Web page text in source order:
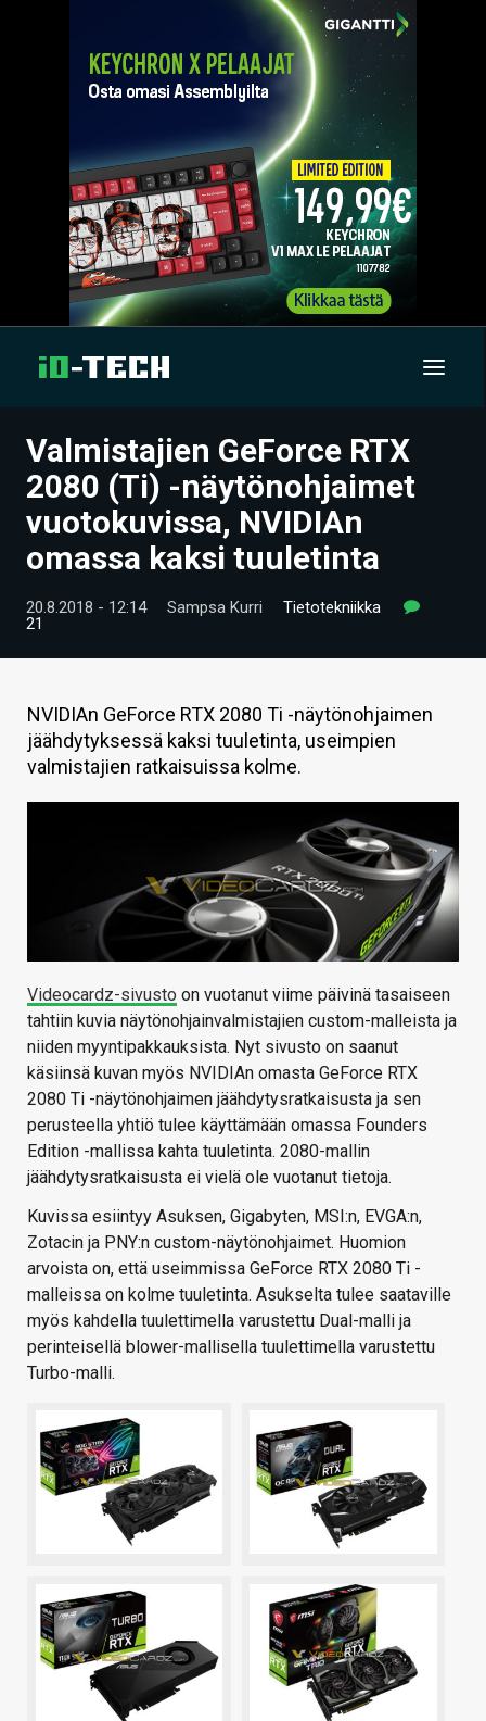
UUTISET
ARTIKKELIT
VIDEOT
TECHBBS
KAUPPA
Valmistajien GeForce RTX
2080 (Ti) -näytönohjaimet
vuotokuvissa, NVIDIAn
omassa kaksi tuuletinta
20.8.2018 - 12:14 Sampsa Kurri
Tietotekniikka
21
NVIDIAn GeForce RTX 2080 Ti -näytönohjaimen
jäähdytyksessä kaksi tuuletinta, useimpien
valmistajien ratkaisuissa kolme.
Videocardz-sivusto on vuotanut viime päivinä tasaiseen
tahtiin kuvia näytönohjainvalmistajien custom-malleista ja
niiden myyntipakkauksista. Nyt sivusto on saanut
käsiinsä kuvan myös NVIDIAn omasta GeForce RTX
2080 Ti -näytönohjaimen jäähdytysratkaisusta ja sen
perusteella yhtiö tulee käyttämään omassa Founders
Edition -mallissa kahta tuuletinta. 2080-mallin
jäähdytysratkaisusta ei vielä ole vuotanut tietoja.
Kuvissa esiintyy Asuksen, Gigabyten, MSI:n, EVGA:n,
Zotacin ja PNY:n custom-näytönohjaimet. Huomion
arvoista on, että useimmissa GeForce RTX 2080 Ti -
malleissa on kolme tuuletinta. Asukselta tulee saataville
myös kahdella tuulettimella varustettu Dual-malli ja
perinteisellä blower-mallisella tuulettimella varustettu
Turbo-malli.